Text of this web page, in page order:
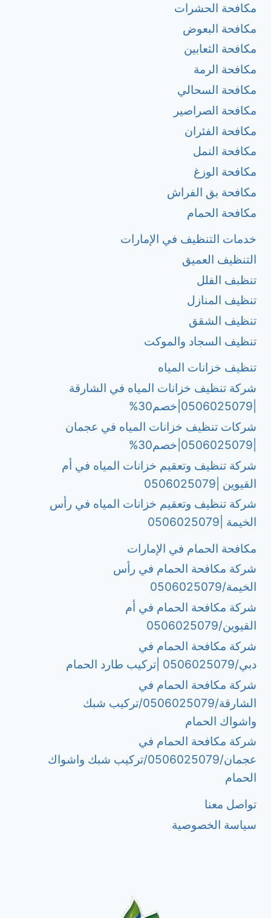
مكافحة الحشرات
مكافحة البعوض
مكافحة الثعابين
مكافحة الرمة
مكافحة السحالي
مكافحة الصراصير
مكافحة الفئران
مكافحة النمل
مكافحة الوزغ
مكافحة بق الفراش
مكافحة الحمام
خدمات التنظيف في الإمارات
التنظيف العميق
تنظبف الفلل
تنظيف المنازل
تنظيف الشقق
تنظيف السجاد والموكت
تنظيف خزانات المياه
شركة تنظيف خزانات المياه في الشارقة
شركات تنظيف خزانات المياه في عجمان
شركة تنظيف وتعقيم خزانات المياه في أم
القيوين |0506025079
شركة تنظيف وتعقيم خزانات المياه في رأس
الخيمة |0506025079
مكافحة الحمام في الإمارات
شركة مكافحة الحمام في رأس
الخيمة/0506025079
شركة مكافحة الحمام في أم
القيوين/0506025079
شركة مكافحة الحمام في
دبي/0506025079 |تركيب طارد الحمام
شركة مكافحة الحمام في
الشارقة/0506025079/تركيب شبك
واشواك الحمام
شركة مكافحة الحمام في
عجمان/0506025079/تركيب شبك واشواك
الحمام
تواصل معنا
سياسة الخصوصية